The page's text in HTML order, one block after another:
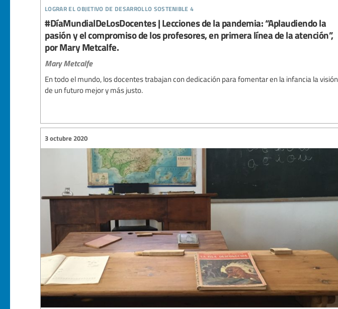
lograr el objetivo de desarrollo sostenible 4
#DíaMundialDeLosDocentes | Lecciones de la pandemia: “Aplaudiendo la
pasión y el compromiso de los profesores, en primera línea de la atención”,
por Mary Metcalfe.
Mary Metcalfe
En todo el mundo, los docentes trabajan con dedicación para fomentar en la infancia la visión
de un futuro mejor y más justo.
3 octubre 2020